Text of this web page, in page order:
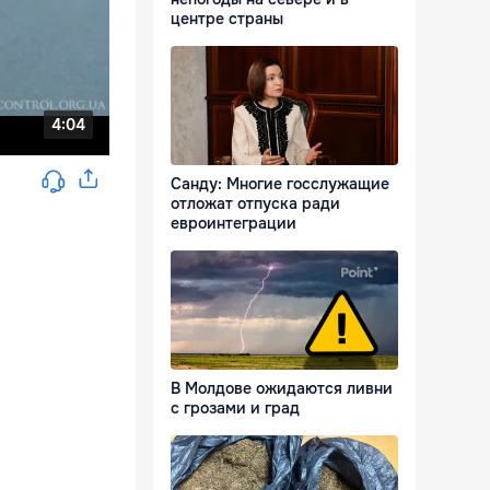
центре страны
Санду: Многие госслужащие
отложат отпуска ради
евроинтеграции
В Молдове ожидаются ливни
с грозами и град